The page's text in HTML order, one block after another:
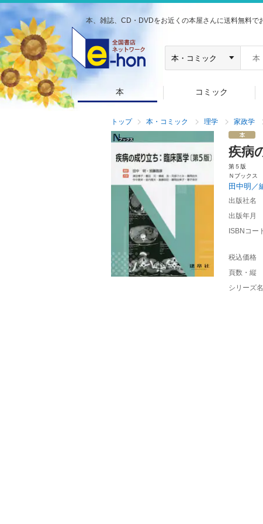
本、雑誌、CD・DVDをお近くの本屋さんに送料無料で
本 コミック
トップ 本・コミック 理学 家政学
疾病
第５版
Ｎブックス
田中明
出版社名
出版年月
ISBNコー
税込価格
頁数・縦
シリーズ名